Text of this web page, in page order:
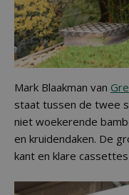
Mark Blaakman van
staat tussen de twee
niet woekerende
en kruidendaken. De
kant en klare